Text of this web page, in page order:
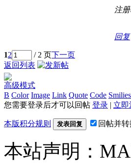
注
回复
12 / 2 页下一页
返回列表
高级模式
B Color Image Link Quote Code Smilies
您需要登录后才可以回帖 登录 | 立即
本版积分规则 发表回复 回帖并转
本站声明：